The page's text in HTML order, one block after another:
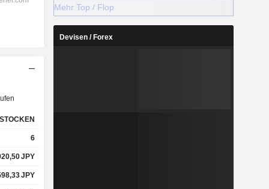
6
JPY
JPY
Mehr Top / Flop
Devisen / Forex